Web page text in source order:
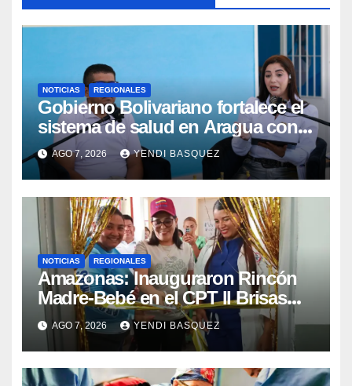
NOTICIAS REGIONALES
Gobierno Bolivariano fortalece el
sistema de salud en Aragua con
la reinauguración del CDI La Mora
AGO 7, 2026 YENDI BASQUEZ
NOTICIAS REGIONALES
​Amazonas: Inauguraron Rincón
Madre-Bebé en el CPT II Brisas
del Aeropuerto ​Inauguraron
Rincón
AGO 7, 2026 YENDI BASQUEZ